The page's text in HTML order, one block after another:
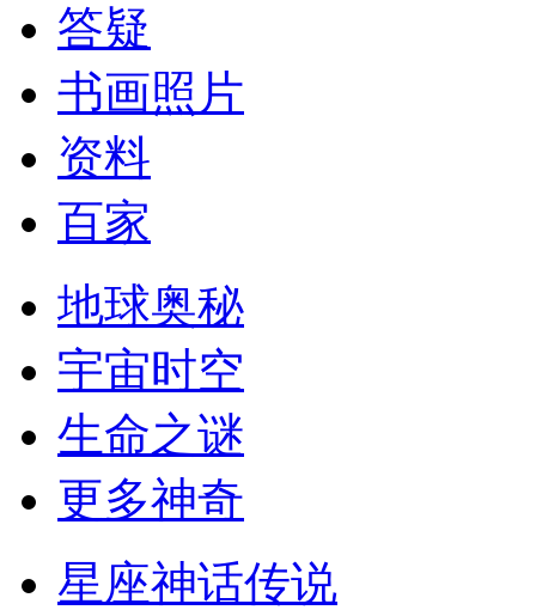
答疑
书画照片
资料
百家
地球奥秘
宇宙时空
生命之谜
更多神奇
星座神话传说